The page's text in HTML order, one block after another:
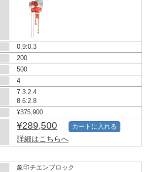
0.9:0.3
200
500
4
7.3:2.4
8.6:2.8
¥375,900
¥289,500
詳細はこちらへ
カートに入れる
象印チエンブロック